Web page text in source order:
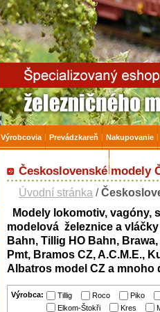
Československé modely
Úvodní stránka /
Modely lokomotiv, vagóny,
modelová železnice a
Bahn, Tillig HO Bahn,
Pmt, Bramos CZ, A.C.M.E.,
Albatros model CZ a
Výrobca: Tillig Roco
Piko
Elkom-Štokři
Kres
Železničné
Výrobcovia Prevádzkareň Nakupovanie